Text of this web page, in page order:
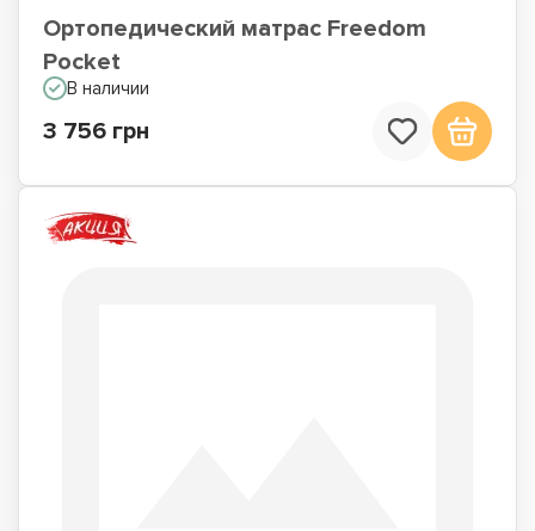
Ортопедический матрас Freedom
Pocket
В наличии
3 756 грн